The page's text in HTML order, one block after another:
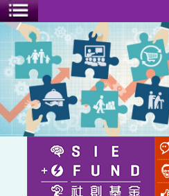
選單開關
小人物藝術盛開